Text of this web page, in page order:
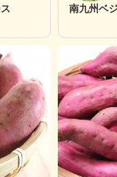
南九州ベ